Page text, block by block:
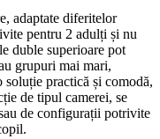
adaptate diferitelor
pentru 2 adulți și nu
duble superioare pot
grupuri mai mari,
practică și comodă,
de tipul camerei, se
de configurații potrivite